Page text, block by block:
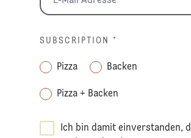
SUBSCRIPTION *
Pizza Backen
Pizza + Backen
Ich bin damit einverstanden,